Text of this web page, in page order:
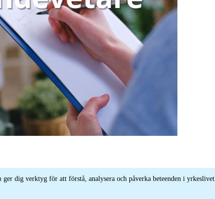
dig verktyg för att förstå, analysera och påverka beteenden i yrkeslivet.